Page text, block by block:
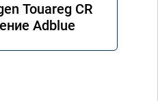
Touareg CR
Adblue